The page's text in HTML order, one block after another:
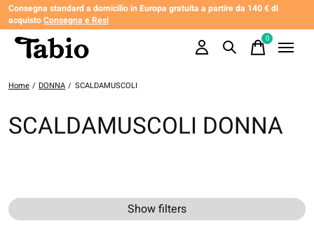
Consegna standard a domicilio in Europa gratuita a partire da 140 € di
acquistoConsegna e Resi
0items
Home / DONNA / SCALDAMUSCOLI
SCALDAMUSCOLI DONNA
Show filters